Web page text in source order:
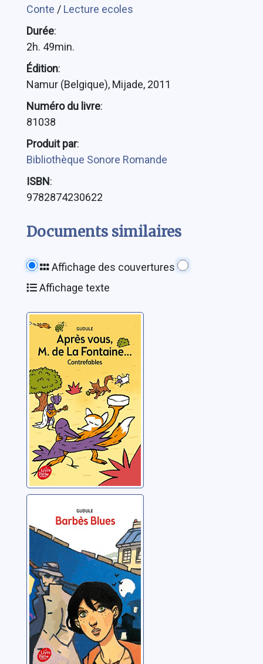
Conte / Lecture ecoles
Durée:
2h. 49min.
Édition:
Namur (Belgique), Mijade, 2011
Numéro du livre:
81038
Produit par:
Bibliothèque Sonore Romande
ISBN:
9782874230622
Documents similaires
Affichage des couvertures
Affichage texte
Après vous, M.
de La Fontaine...:
contrefables
Gudule
Barbès Blues
Gudule